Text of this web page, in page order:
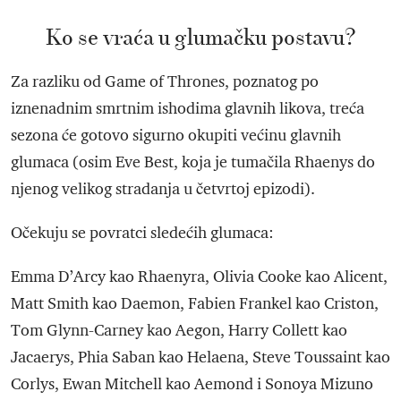
Ko se vraća u glumačku postavu?
Za razliku od Game of Thrones, poznatog po
iznenadnim smrtnim ishodima glavnih likova, treća
sezona će gotovo sigurno okupiti većinu glavnih
glumaca (osim Eve Best, koja je tumačila Rhaenys do
njenog velikog stradanja u četvrtoj epizodi).
Očekuju se povratci sledećih glumaca:
Emma D’Arcy kao Rhaenyra, Olivia Cooke kao Alicent,
Matt Smith kao Daemon, Fabien Frankel kao Criston,
Tom Glynn-Carney kao Aegon, Harry Collett kao
Jacaerys, Phia Saban kao Helaena, Steve Toussaint kao
Corlys, Ewan Mitchell kao Aemond i Sonoya Mizuno